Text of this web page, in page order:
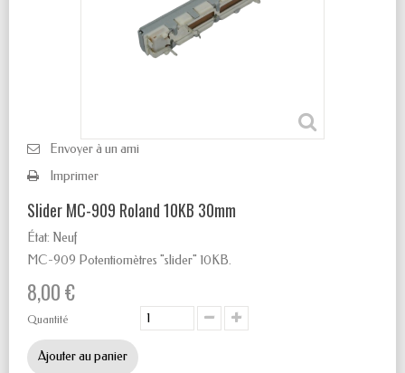
Envoyer à un ami
Imprimer
Slider MC-909 Roland 10KB 30mm
État: Neuf
MC-909 Potentiomètres "slider" 10KB.
8,00 €
Quantité
Ajouter au panier